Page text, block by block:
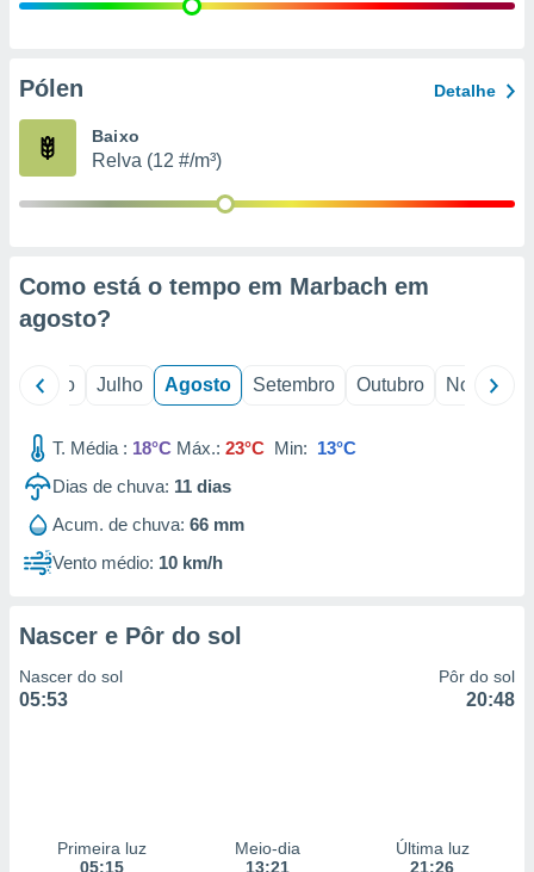
e
de
Pólen Detalhe
Baixo
Relva (12 #/m³)
Como está o tempo em Marbach em
agosto?
Junho Julho Agosto Setembro Outubro Novembro
T. Média : 18°C Máx.: 23°C Min: 13°C
Dias de chuva: 11 dias
Acum. de chuva: 66 mm
Vento médio: 10 km/h
Nascer e Pôr do sol
Nascer do sol
05:53
Pôr do sol
20:48
Primeira luz
05:15
Meio-dia
13:21
Última luz
21:26